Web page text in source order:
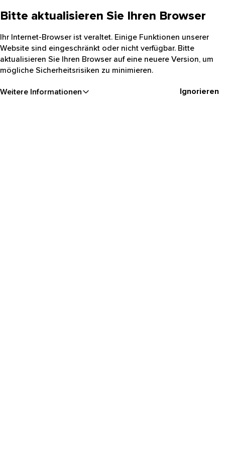
Bitte aktualisieren Sie Ihren Browser
Ihr Internet-Browser ist veraltet. Einige Funktionen unserer
Website sind eingeschränkt oder nicht verfügbar. Bitte
aktualisieren Sie Ihren Browser auf eine neuere Version, um
mögliche Sicherheitsrisiken zu minimieren.
Weitere Informationen Ignorieren